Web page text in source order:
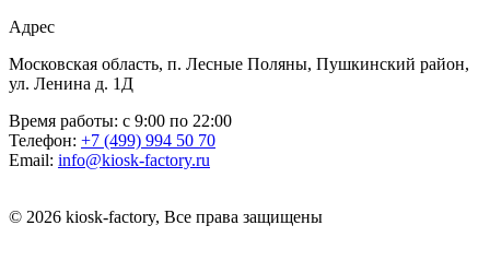
Адрес
Московская область, п. Лесные Поляны, Пушкинский район,
ул. Ленина д. 1Д
Время работы: с 9:00 по 22:00
Телефон: +7 (499) 994 50 70
Email: info@kiosk-factory.ru
© 2026 kiosk-factory, Все права защищены